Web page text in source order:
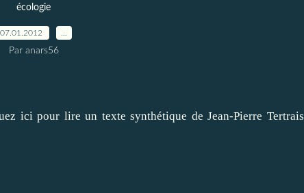
écologie
07.01.2012
Par anars56
ici pour lire un texte synthétique de Jean-Pierre Tertrais